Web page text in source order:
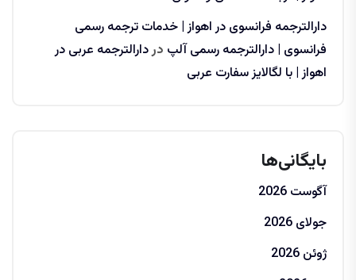
دارالترجمه فرانسوی در اهواز | خدمات ترجمه رسمی
فرانسوی | دارالترجمه رسمی آلپ دردارالترجمه عربی در
اهواز | با لگالایز سفارت عربی
بایگانی‌ها
آگوست 2026
جولای 2026
ژوئن 2026